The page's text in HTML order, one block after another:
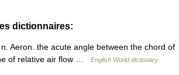
dictionnaires:
Aeron. the acute angle between the chord of
of relative air flow …
English World dictionary